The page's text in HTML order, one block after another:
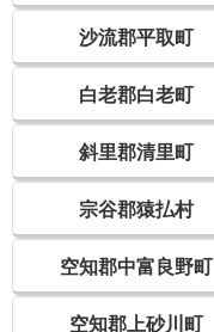
沙流郡平取町
白老郡白老町
斜里郡清里町
宗谷郡猿払村
空知郡中富良野町
空知郡上砂川町